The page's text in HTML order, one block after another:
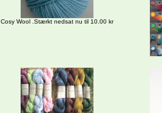
Cosy Wool .Stærkt nedsat nu til 10.00 kr